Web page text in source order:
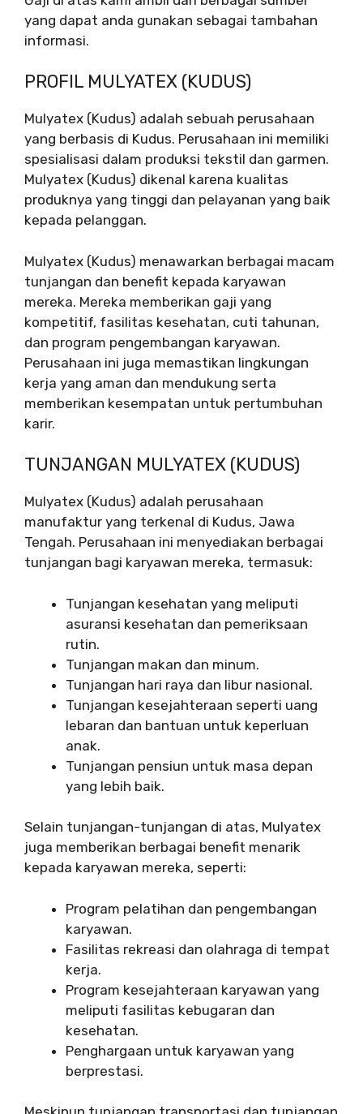
yang dapat anda gunakan sebagai tambahan
informasi.
PROFIL MULYATEX (KUDUS)
Mulyatex (Kudus) adalah sebuah perusahaan
yang berbasis di Kudus. Perusahaan ini memiliki
spesialisasi dalam produksi tekstil dan garmen.
Mulyatex (Kudus) dikenal karena kualitas
produknya yang tinggi dan pelayanan yang baik
kepada pelanggan.
Mulyatex (Kudus) menawarkan berbagai macam
tunjangan dan benefit kepada karyawan
mereka. Mereka memberikan gaji yang
kompetitif, fasilitas kesehatan, cuti tahunan,
dan program pengembangan karyawan.
Perusahaan ini juga memastikan lingkungan
kerja yang aman dan mendukung serta
memberikan kesempatan untuk pertumbuhan
karir.
TUNJANGAN MULYATEX (KUDUS)
Mulyatex (Kudus) adalah perusahaan
manufaktur yang terkenal di Kudus, Jawa
Tengah. Perusahaan ini menyediakan berbagai
tunjangan bagi karyawan mereka, termasuk:
Tunjangan kesehatan yang meliputi
asuransi kesehatan dan pemeriksaan
rutin.
Tunjangan makan dan minum.
Tunjangan hari raya dan libur nasional.
Tunjangan kesejahteraan seperti uang
lebaran dan bantuan untuk keperluan
anak.
Tunjangan pensiun untuk masa depan
yang lebih baik.
Selain tunjangan-tunjangan di atas, Mulyatex
juga memberikan berbagai benefit menarik
kepada karyawan mereka, seperti:
Program pelatihan dan pengembangan
karyawan.
Fasilitas rekreasi dan olahraga di tempat
kerja.
Program kesejahteraan karyawan yang
meliputi fasilitas kebugaran dan
kesehatan.
Penghargaan untuk karyawan yang
berprestasi.